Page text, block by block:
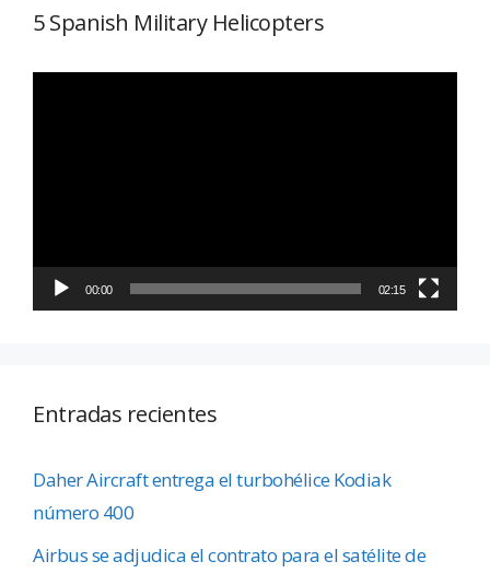
5 Spanish Military Helicopters
00:00 02:15
Entradas recientes
Daher Aircraft entrega el turbohélice Kodiak
número 400
Airbus se adjudica el contrato para el satélite de